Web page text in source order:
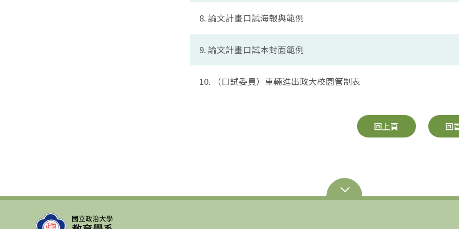
8. 論文計畫口試海報與範例
9. 論文計畫口試本封面範例
10. （口試委員）車輛進出政大校園管制表
回上頁 回